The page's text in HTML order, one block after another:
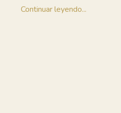
Continuar leyendo...